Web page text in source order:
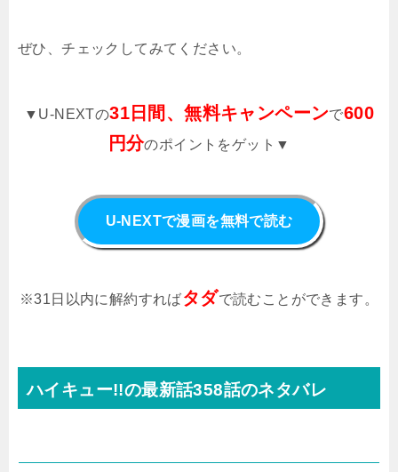
ぜひ、チェックしてみてください。
▼U-NEXTの31日間、無料キャンペーンで600
円分のポイントをゲット▼
U-NEXTで漫画を無料で読む
※31日以内に解約すればタダで読むことができます。
ハイキュー!!の最新話358話のネタバレ